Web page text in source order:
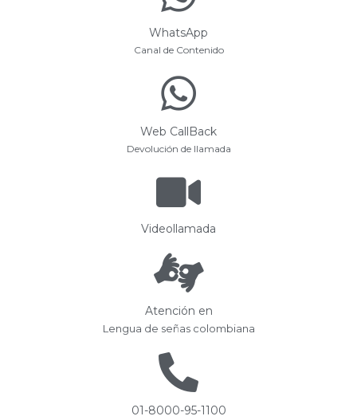
WhatsApp
Canal de Contenido
Web CallBack
Devolución de llamada
Videollamada
Atención en
Lengua de señas colombiana
01-8000-95-1100